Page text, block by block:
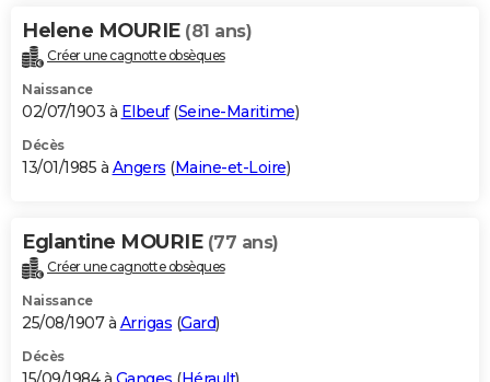
Helene MOURIE (81 ans)
Créer une cagnotte obsèques
Naissance
02/07/1903 à Elbeuf(Seine-Maritime)
Décès
13/01/1985 à Angers (Maine-et-Loire)
Eglantine MOURIE (77 ans)
Créer une cagnotte obsèques
Naissance
25/08/1907 à Arrigas (Gard)
Décès